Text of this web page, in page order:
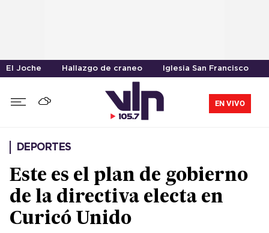
El Joche Hallazgo de craneo Iglesia San Francisco
EN VIVO
DEPORTES
Este es el plan de gobierno
de la directiva electa en
Curicó Unido